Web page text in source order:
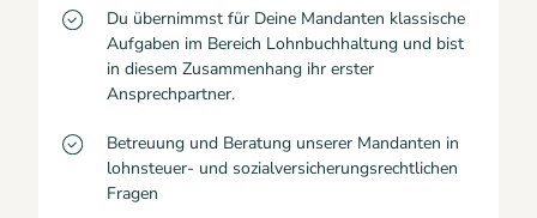
Du übernimmst für Deine Mandanten klassische
Aufgaben im Bereich Lohnbuchhaltung und bist
in diesem Zusammenhang ihr erster
Ansprechpartner.
Betreuung und Beratung unserer Mandanten in
lohnsteuer- und sozialversicherungsrechtlichen
Fragen